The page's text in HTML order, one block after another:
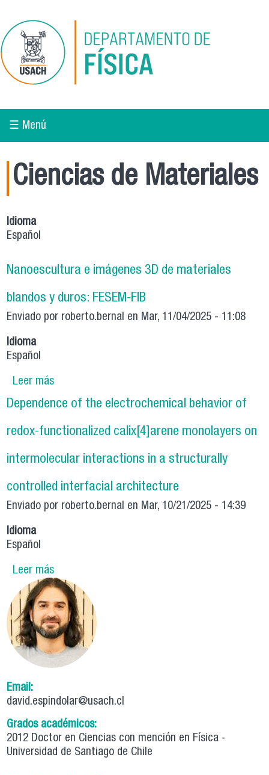
☰ Menú
Ciencias de Materiales
Idioma
Español
Nanoescultura e imágenes 3D de materiales
blandos y duros: FESEM-FIB
Enviado por roberto.bernal en Mar, 11/04/2025 - 11:08
Idioma
Español
Leer mássobre Nanoescultura e imágenes 3D de
materiales blandos y duros: FESEM-FIB
Dependence of the electrochemical behavior of
redox-functionalized calix[4]arene monolayers on
intermolecular interactions in a structurally
controlled interfacial architecture
Enviado por roberto.bernal en Mar, 10/21/2025 - 14:39
Idioma
Español
Leer mássobre Dependence of the electrochemical
behavior of redox-functionalized calix[4]arene
monolayers on intermolecular interactions in a
structurally controlled interfacial architecture
Email:
david.espindolar@usach.cl
Grados académicos:
2012 Doctor en Ciencias con mención en Física -
Universidad de Santiago de Chile